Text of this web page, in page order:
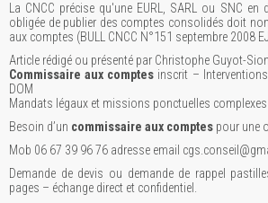
La CNCC précise qu'une EURL, SARL ou SNC
obligée de publier des comptes consolidés doit
aux comptes (BULL CNCC N°151 septembre 2008
Article rédigé ou présenté par Christophe Guyot-
Commissaire aux comptes inscrit –
DOM
Mandats légaux et missions ponctuelles complexes
Besoin d’un commissaire aux comptes pour une
Mob 06 67 39 96 76 adresse email
Demande de devis ou demande de rappel
pages – échange direct et confidentiel.